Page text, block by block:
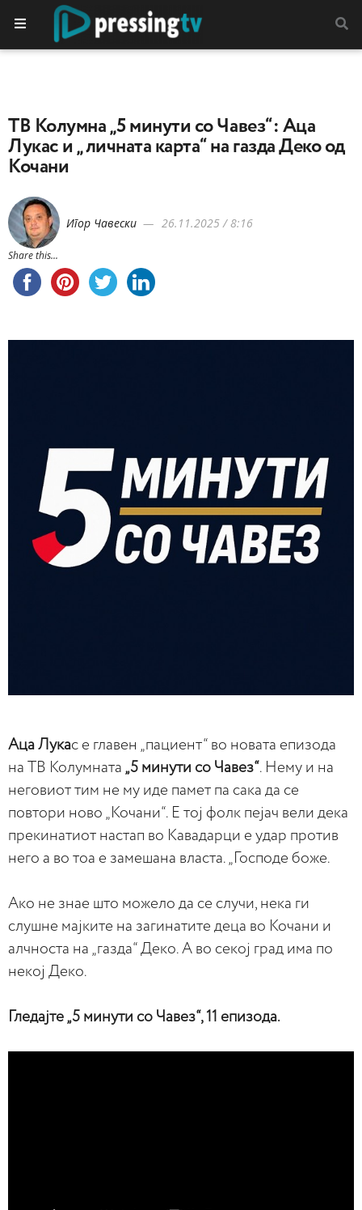
ТВ Колумна „5 минути со Чавез“: Aца
Лукас и „личната карта“ на газда Деко од
Кочани
Игор Чавески 26.11.2025 / 8:16
Share this...
Аца Лукас е главен „пациент“ во новата епизода
на ТВ Колумната „5 минути со Чавез“. Нему и на
неговиот тим не му иде памет па сака да се
повтори ново „Кочани“. Е тој фолк пејач вели дека
прекинатиот настап во Кавадарци е удар против
него а во тоа е замешана власта. „Господе боже.
Ако не знае што можело да се случи, нека ги
слушне мајките на загинатите деца во Кочани и
алчноста на „газда“ Деко. А во секој град има по
некој Деко.
Гледајте „5 минути со Чавез“, 11 епизода.